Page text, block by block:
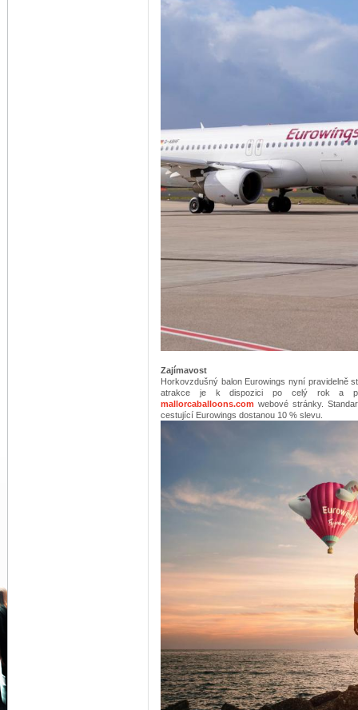
Zajímavost
Horkovzdušný balon Eurowings nyní pravidelně
atrakce je k dispozici po celý rok a
mallorcaballoons.com webové stránky.
cestující Eurowings dostanou 10 % slevu.